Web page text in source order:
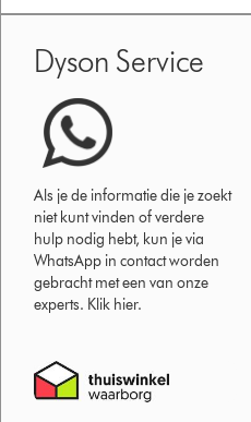
Dyson Service
Als je de informatie die je zoekt
niet kunt vinden of verdere
hulp nodig hebt, kun je via
WhatsApp in contact worden
gebracht met een van onze
experts. Klik hier.